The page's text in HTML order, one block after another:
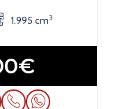
1.995 cm3